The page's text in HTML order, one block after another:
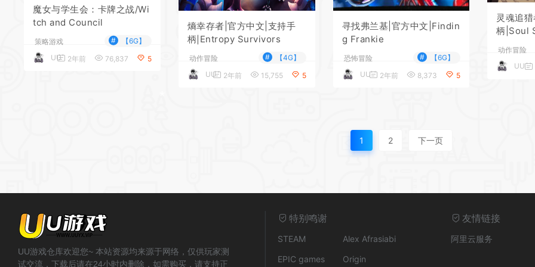
魔女与学生会：卡牌之战/Wi
tch and Council
策略游戏 #
【6G】
UU
2年前 76,837 5
熵幸存者|官方中文|支持手
柄|Entropy Survivors
动作冒险 #
【4G】
UU
2年前 15,755 5
寻找弗兰基|官方中文|Findin
g Frankie
恐怖冒险 #
【6G】
UU
2年前 8,373 5
灵魂追
柄|Soul
动作冒险
UU
1 2 下一页
UU游戏仓库欢迎您~ 本站资源均来源于网络，仅供玩家测
试交流，下载后请在24小时内删除，如需购买，请支持正
特别鸣谢
STEAM
Alex Afrasiabi
EPIC games
Origin
友情链接
阿里云服务
* *
*
*
*